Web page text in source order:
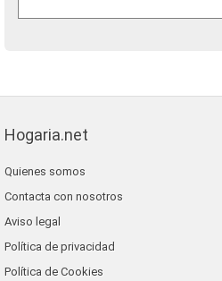
Hogaria.net
Quienes somos
Contacta con nosotros
Aviso legal
Política de privacidad
Política de Cookies